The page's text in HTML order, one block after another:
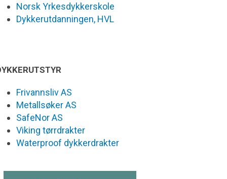
Norsk Yrkesdykkerskole
Dykkerutdanningen, HVL
Frivannsliv AS
Metallsøker AS
SafeNor AS
Viking tørrdrakter
Waterproof dykkerdrakter